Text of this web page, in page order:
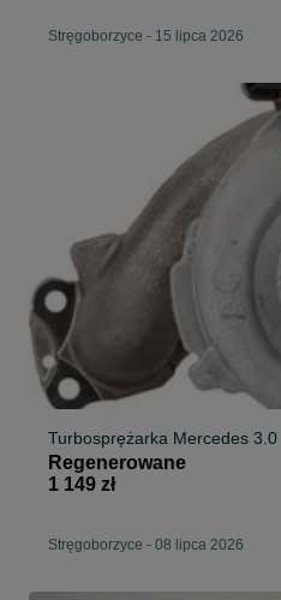
Stręgoborzyce - 15 lipca 2026
Turbosprężarka Mercedes 3.0
Regenerowane
1 149 zł
Stręgoborzyce - 08 lipca 2026